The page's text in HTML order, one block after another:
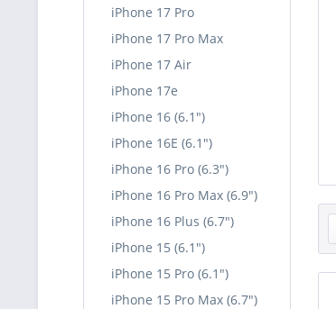
iPhone 17 Pro
iPhone 17 Pro Max
iPhone 17 Air
iPhone 17e
iPhone 16 (6.1")
iPhone 16E (6.1")
iPhone 16 Pro (6.3")
iPhone 16 Pro Max (6.9")
iPhone 16 Plus (6.7")
iPhone 15 (6.1")
iPhone 15 Pro (6.1")
iPhone 15 Pro Max (6.7")